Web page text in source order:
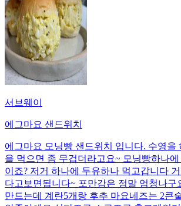
서브웨이
에그마요 샌드위치
에그마요 모닝빵 샌드위치 입니다. 수영을
을 먹으면 좀 무겁더라고요~ 모닝빵하나
이죠? 저거 하나에 두유하나 먹고갑니다
다고보면됩니다~ 포만감은 정말 엄청나구
만드는데 계란5개랑 후추 마요네즈는 2큰